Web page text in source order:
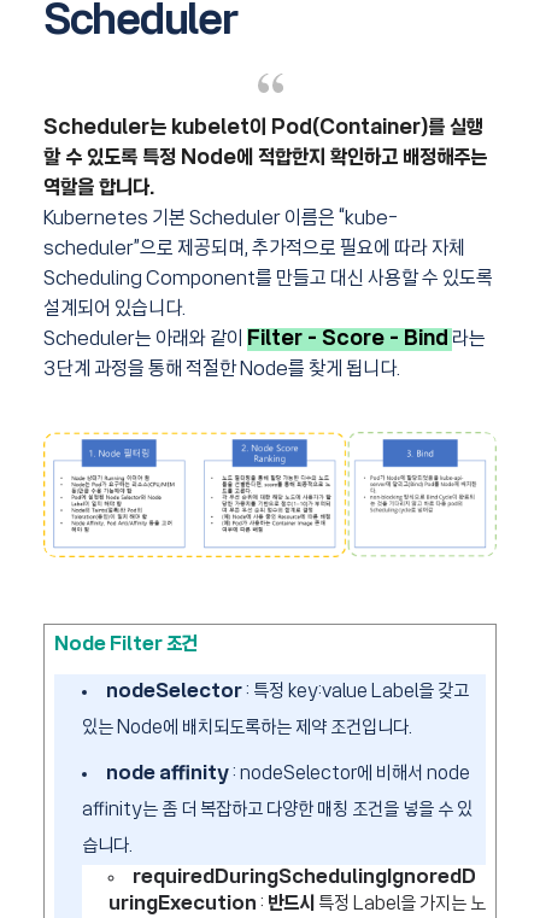
Scheduler
Scheduler는 kubelet이 Pod(Container)를 실행
할 수 있도록 특정 Node에 적합한지 확인하고 배정해주는
역할을 합니다.
Kubernetes 기본 Scheduler 이름은 “kube-
scheduler”으로 제공되며, 추가적으로 필요에 따라 자체
Scheduling Component를 만들고 대신 사용할 수 있도록
설계되어 있습니다.
Scheduler는 아래와 같이 Filter - Score - Bind 라는
3단계 과정을 통해 적절한 Node를 찾게 됩니다.
Node Filter 조건
nodeSelector: 특정 key:value Label을 갖고
있는 Node에 배치되도록하는 제약 조건입니다.
node affinity: nodeSelector에 비해서 node
affinity는 좀 더 복잡하고 다양한 매칭 조건을 넣을 수 있
습니다.
requiredDuringSchedulingIgnoredD
uringExecution : 반드시 특정 Label을 가지는 노